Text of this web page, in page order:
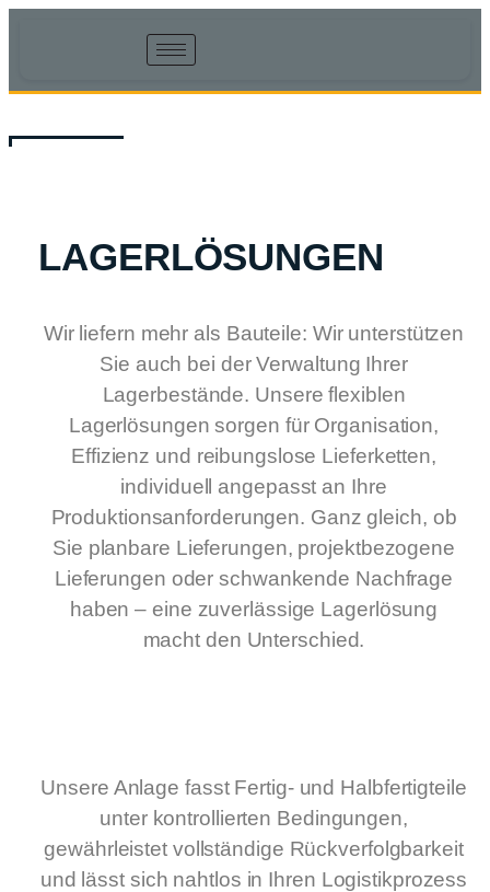
LAGERLÖSUNGEN
Wir liefern mehr als Bauteile: Wir unterstützen
Sie auch bei der Verwaltung Ihrer
Lagerbestände. Unsere flexiblen
Lagerlösungen sorgen für Organisation,
Effizienz und reibungslose Lieferketten,
individuell angepasst an Ihre
Produktionsanforderungen. Ganz gleich, ob
Sie planbare Lieferungen, projektbezogene
Lieferungen oder schwankende Nachfrage
haben – eine zuverlässige Lagerlösung
macht den Unterschied.
Unsere Anlage fasst Fertig- und Halbfertigteile
unter kontrollierten Bedingungen,
gewährleistet vollständige Rückverfolgbarkeit
und lässt sich nahtlos in Ihren Logistikprozess